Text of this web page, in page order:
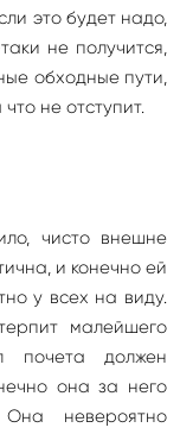
это будет надо,
не получится,
обходные пути,
не отступит.
чисто внешне
и конечно ей
у всех на виду.
малейшего
почета должен
она за него
невероятно